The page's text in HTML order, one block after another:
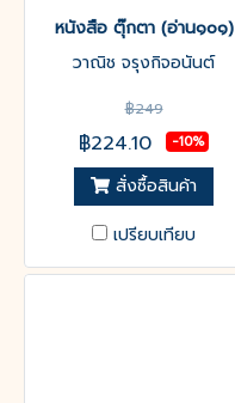
หนังสือ ตุ๊กตา (อ่าน๑๐๑)
วาณิช จรุงกิจอนันต์
฿249
฿224.10 -10%
สั่งซื้อสินค้า
เปรียบเทียบ